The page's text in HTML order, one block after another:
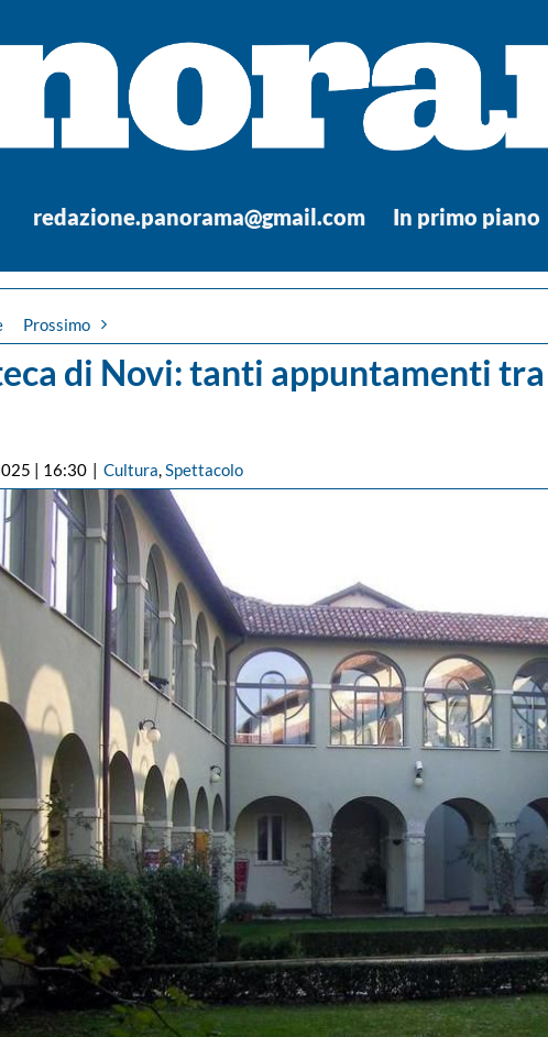
redazione.panorama@gmail.com In primo piano
Prossimo
di Novi: tanti appuntamenti tra
| 16:30 | Cultura,Spettacolo